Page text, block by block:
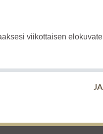
viikottaisen